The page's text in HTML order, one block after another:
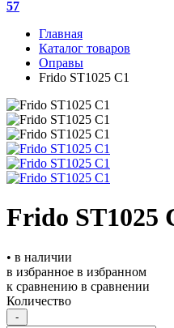
57
Главная
Каталог товаров
Оправы
Frido ST1025 С1
Frido ST1025
• в наличии
в избранное в избранном
к сравнению в сравнении
Количество
-